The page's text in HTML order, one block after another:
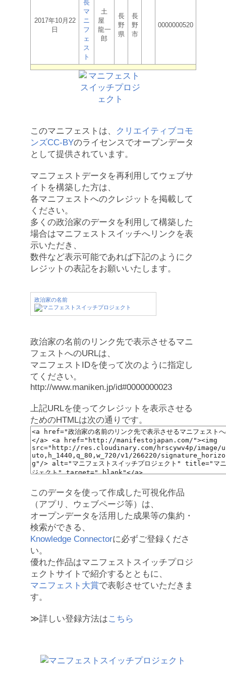
2017年10月22
日
長
マ
ニ
フ
ェ
ス
ト
土
屋
龍一
郎
長
野
県
長
野
市
0000000520
このマニフェストは、
クリエイティブコモ
ンズCC-BYのライセンスでオープンデータ
として提供されています。
マニフェストデータを再利用してウェブサ
イトを構築した方は、
各マニフェストへのクレジットを掲載して
ください。
多くの政治家のデータを利用して構築した
場合はマニフェストスイッチへリンクを表
示いただき、
数件など表示可能であれば下記のようにク
レジットの表記をお願いいたします。
政治家の名前
政治家の名前のリンク先で表示させるマニ
フェストへのURLは、
マニフェストIDを使って次のように指定し
てください。
http://www.maniken.jp/id#0000000023
上記URLを使ってクレジットを表示させる
ためのHTMLは次の通りです。
このデータを使って作成した可視化作品
（アプリ、ウェブページ等）は、
オープンデータを活用した成果等の集約・
検索ができる、
Knowledge Connectorに必ずご登録くださ
い。
優れた作品はマニフェストスイッチプロジ
ェクトサイトで紹介するとともに、
マニフェスト大賞で表彰させていただきま
す。
≫詳しい登録方法はこちら